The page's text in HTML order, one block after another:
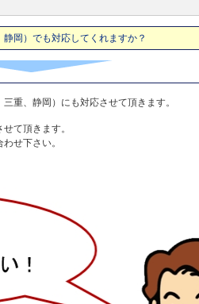
岡）でも対応してくれますか？
重、静岡）にも対応させて頂きます。
て頂きます。
せ下さい。